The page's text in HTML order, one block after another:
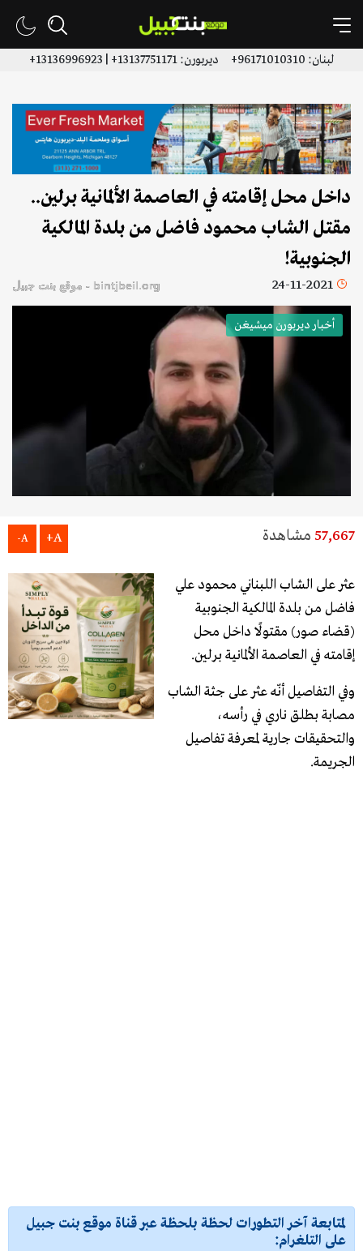
لبنان: 96171010310+ ديربورن: 13137751171+ | 13136996923+
داخل محل إقامته في العاصمة الألمانية برلين..
مقتل الشاب محمود فاضل من بلدة المالكية
الجنوبية!
24-11-2021 bintjbeil.org - موقع بنت جبيل
أخبار ديربورن ميشيغن
57,667 مشاهدة A+
A-
عثر على الشاب اللبناني محمود علي
فاضل من بلدة المالكية الجنوبية
(قضاء صور) مقتولًا داخل محل
إقامته في العاصمة الألمانية برلين.
وفي التفاصيل أنّه عثر على جثة الشاب
مصابة بطلق ناري في رأسه،
والتحقيقات جارية لمعرفة تفاصيل
الجريمة.
لمتابعة آخر التطورات لحظة بلحظة عبر قناة موقع بنت جبيل
على التلغرام: